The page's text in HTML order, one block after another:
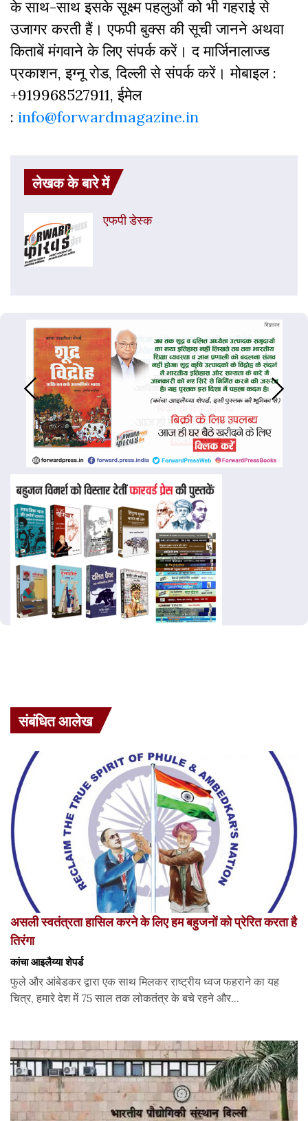
के साथ-साथ इसके सूक्ष्म पहलुओं को भी गहराई से
उजागर करती हैं। एफपी बुक्‍स की सूची जानने अथवा
किताबें मंगवाने के लिए संपर्क करें। द मार्जिनालाज्ड
प्रकाशन, इग्नू रोड, दिल्ली से संपर्क करें। मोबाइल :
+919968527911, ईमेल
: info@forwardmagazine.in
लेखक के बारे में
एफपी डेस्‍क
संबंधित आलेख
असली स्वतंत्रता हासिल करने के लिए हम बहुजनों को प्रेरित करता है
तिरंगा
कांचा आइलैय्या शेपर्ड
फुले और आंबेडकर द्वारा एक साथ मिलकर राष्ट्रीय ध्वज फहराने का यह
चित्र, हमारे देश में 75 साल तक लोकतंत्र के बचे रहने और...